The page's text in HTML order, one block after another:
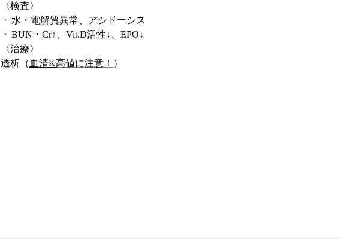
〈検査〉
・ 水・電解質異常、アシドーシス
・ BUN ・ Cr↑、 Vit.D活性↓、 EPO↓
〈治療〉
透析（ 血清K高値に注意！ ）